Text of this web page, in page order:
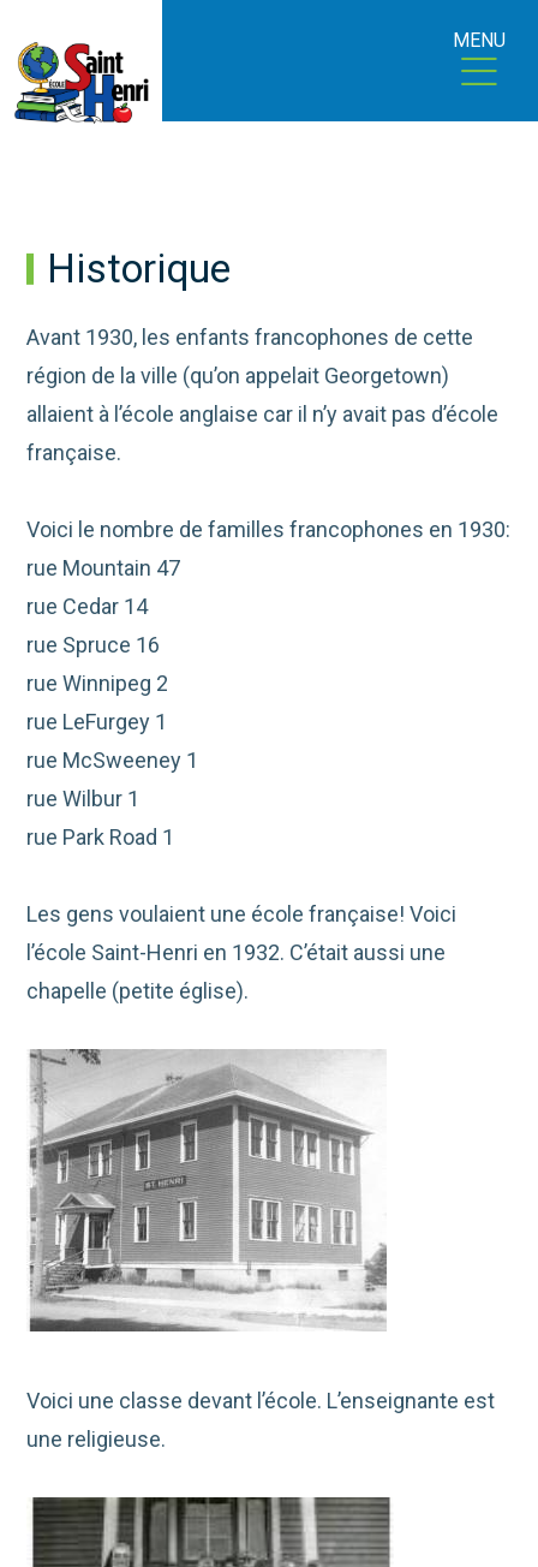
MENU
Historique
Avant 1930, les enfants francophones de cette
région de la ville (qu’on appelait Georgetown)
allaient à l’école anglaise car il n’y avait pas d’école
française.
Voici le nombre de familles francophones en 1930:
rue Mountain 47
rue Cedar 14
rue Spruce 16
rue Winnipeg 2
rue LeFurgey 1
rue McSweeney 1
rue Wilbur 1
rue Park Road 1
Les gens voulaient une école française! Voici
l’école Saint-Henri en 1932. C’était aussi une
chapelle (petite église).
Voici une classe devant l’école. L’enseignante est
une religieuse.